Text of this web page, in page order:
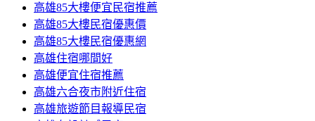
高雄85大樓便宜民宿推薦
高雄85大樓民宿優惠價
高雄85大樓民宿優惠網
高雄住宿哪間好
高雄便宜住宿推薦
高雄六合夜市附近住宿
高雄旅遊節目報導民宿